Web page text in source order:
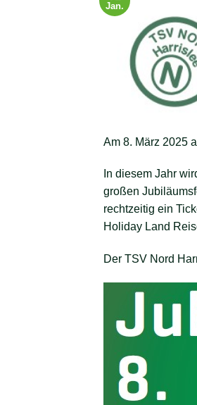
Jan.
Am 8. März 2025
In diesem Jahr
großen
rechtzeitig ein
Holiday Land
Der TSV Nord